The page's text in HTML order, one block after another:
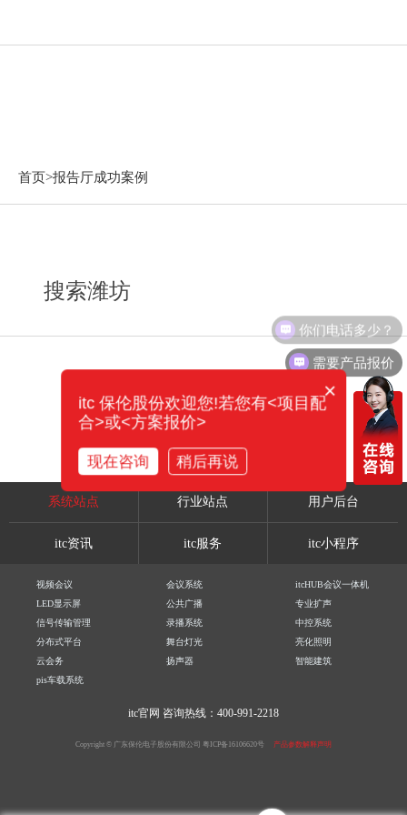
首页>报告厅成功案例
搜索潍坊
系统站点 行业站点 用户后台
itc资讯 itc服务 itc小程序
视频会议 会议系统
itcHUB会议一体机
LED显示屏
公共广播
专业扩声
信号传输管理
录播系统
中控系统
分布式平台
舞台灯光
亮化照明
云会务
扬声器
智能建筑
pis车载系统
itc官网 咨询热线：400-991-2218
Copyright © 广东保伦电子股份有限公司 粤ICP备16106620号 产品参数解释声明
你们电话多少？
需要产品报价
×
itc 保伦股份欢迎您!若您有<项目配
合>或<方案报价>
现在咨询 稍后再说